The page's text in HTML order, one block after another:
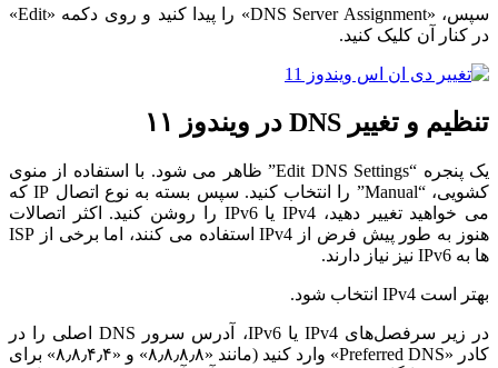
سپس، «DNS Server Assignment» را پیدا کنید و روی دکمه «Edit»
در کنار آن کلیک کنید.
تنظیم و تغییر DNS در ویندوز ۱۱
یک پنجره “Edit DNS Settings” ظاهر می شود. با استفاده از منوی
کشویی، “Manual” را انتخاب کنید. سپس بسته به نوع اتصال IP که
می خواهید تغییر دهید، IPv4 یا IPv6 را روشن کنید. اکثر اتصالات
هنوز به طور پیش فرض از IPv4 استفاده می کنند، اما برخی از ISP
ها به IPv6 نیز نیاز دارند.
بهتر است IPv4 انتخاب شود.
در زیر سرفصل‌های IPv4 یا IPv6، آدرس سرور DNS اصلی را در
کادر «Preferred DNS» وارد کنید (مانند «۸٫۸٫۸٫۸» و «۸٫۸٫۴٫۴» برای